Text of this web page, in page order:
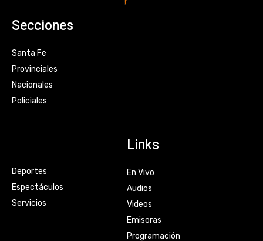
Secciones
Santa Fe
Provinciales
Nacionales
Policiales
Deportes
Espectáculos
Servicios
Links
En Vivo
Audios
Videos
Emisoras
Programación